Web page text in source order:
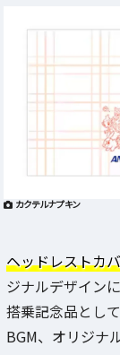
カクテルナプキン
ヘッドレストカ
ジナルデザインに
搭乗記念品とし
BGM、オリジナ